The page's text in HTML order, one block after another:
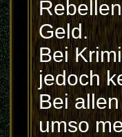
Geld.
Bei
jedoch
Bei
umso